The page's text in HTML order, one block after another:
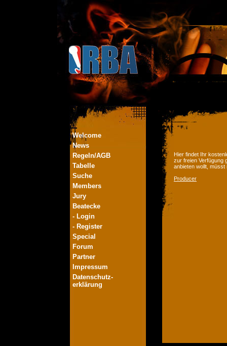
Welcome
News
Regeln/AGB
Tabelle
Suche
Members
Jury
Beatecke
- Login
- Register
Special
Forum
Partner
Impressum
Datenschutz-
erklärung
Hier findet Ihr
zur freien Verfügung
anbieten wollt,
Producer